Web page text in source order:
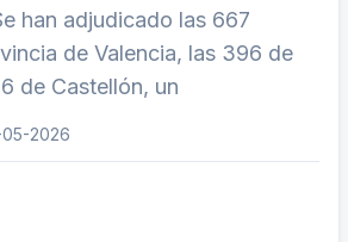
han adjudicado las 667
de Valencia, las 396 de
de Castellón, un
2026